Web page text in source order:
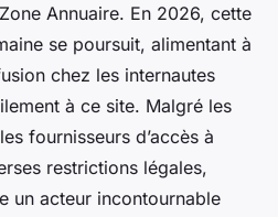
Annuaire. En 2026, cette
se poursuit, alimentant à
chez les internautes
à ce site. Malgré les
fournisseurs d’accès à
restrictions légales,
un acteur incontournable